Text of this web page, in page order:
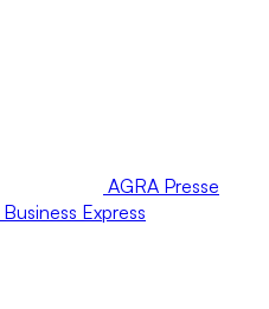
AGRA Presse
Business Express